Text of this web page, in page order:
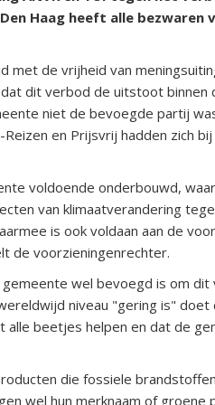
Haag heeft alle bezwaren
met de vrijheid van
dit verbod de uitstoot binnen
niet de bevoegde partij
en Prijsvrij hadden zich
voldoende onderbouwd,
van klimaatverandering
is ook voldaan aan de
de voorzieningenrechter.
wel bevoegd is om dit
niveau "gering is" doet
beetjes helpen en dat de
die fossiele
wel hun merknaam of groene